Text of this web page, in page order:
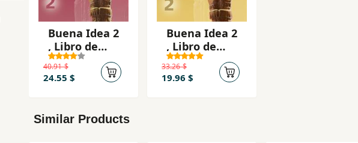
Buena Idea 2
, Libro de
textos
40.91 $
24.55 $
Buena Idea 2
, Libro de
trabajo
33.26 $
19.96 $
Similar Products